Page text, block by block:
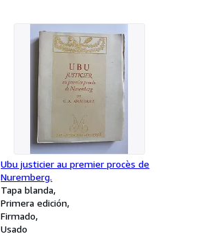
Ubu justicier au premier procès de
Nuremberg.
Tapa blanda
Primera edición
Firmado
Usado